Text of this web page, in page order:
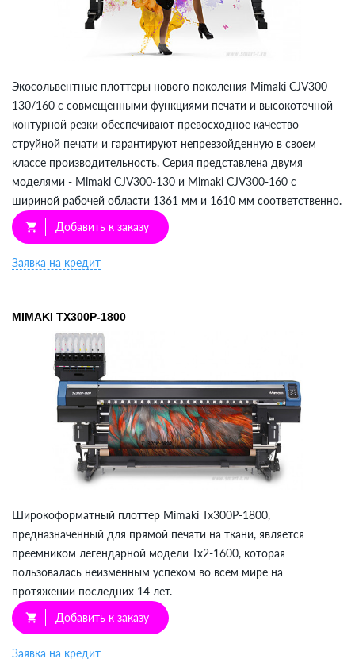
Экосольвентные плоттеры нового поколения Mimaki СJV300-
130/160 с совмещенными функциями печати и высокоточной
контурной резки обеспечивают превосходное качество
струйной печати и гарантируют непревзойденную в своем
классе производительность. Серия представлена двумя
моделями - Mimaki СJV300-130 и Mimaki СJV300-160 с
шириной рабочей области 1361 мм и 1610 мм соответственно.
shopping_cart Добавить к заказу
Заявка на кредит
MIMAKI TX300P-1800
Широкоформатный плоттер Mimaki Tx300P-1800,
предназначенный для прямой печати на ткани, является
преемником легендарной модели Tx2-1600, которая
пользовалась неизменным успехом во всем мире на
протяжении последних 14 лет.
shopping_cart Добавить к заказу
Заявка на кредит